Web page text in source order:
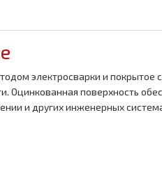
электросварки и
Оцинкованная поверхность
и других инженерных